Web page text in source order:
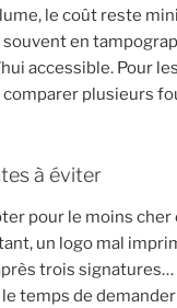
le coût reste
en
accessible. Pour
plusieurs
à éviter
pour le moins cher
un logo mal
trois signatures…
temps de